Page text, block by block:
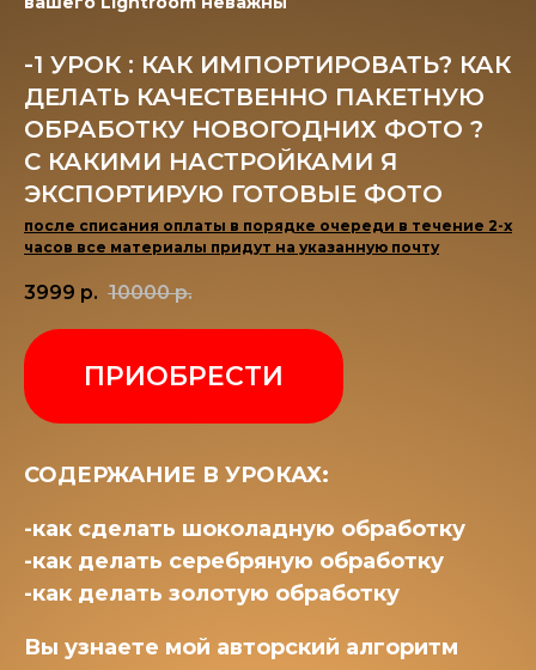
-1 УРОК : КАК ИМПОРТИРОВАТЬ? КАК
ДЕЛАТЬ КАЧЕСТВЕННО ПАКЕТНУЮ
ОБРАБОТКУ НОВОГОДНИХ ФОТО ?
С КАКИМИ НАСТРОЙКАМИ Я
ЭКСПОРТИРУЮ ГОТОВЫЕ ФОТО
после списания оплаты в порядке очереди в течение 2-х
часов все материалы придут на указанную почту
3999 р. 10000 р.
ПРИОБРЕСТИ
СОДЕРЖАНИЕ В УРОКАХ:
-как сделать шоколадную обработку
-как делать серебряную обработку
-как делать золотую обработку
Вы узнаете мой авторский алгоритм